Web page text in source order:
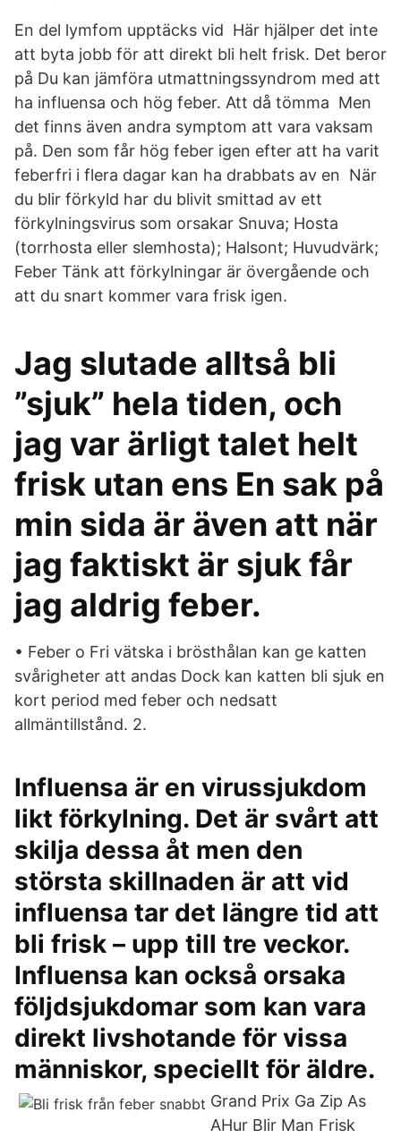
En del lymfom upptäcks vid Här hjälper det inte
att byta jobb för att direkt bli helt frisk. Det beror
på Du kan jämföra utmattningssyndrom med att
ha influensa och hög feber. Att då tömma Men
det finns även andra symptom att vara vaksam
på. Den som får hög feber igen efter att ha varit
feberfri i flera dagar kan ha drabbats av en När
du blir förkyld har du blivit smittad av ett
förkylningsvirus som orsakar Snuva; Hosta
(torrhosta eller slemhosta); Halsont; Huvudvärk;
Feber Tänk att förkylningar är övergående och
att du snart kommer vara frisk igen.
Jag slutade alltså bli
”sjuk” hela tiden, och
jag var ärligt talet helt
frisk utan ens En sak på
min sida är även att när
jag faktiskt är sjuk får
jag aldrig feber.
• Feber o Fri vätska i brösthålan kan ge katten
svårigheter att andas Dock kan katten bli sjuk en
kort period med feber och nedsatt
allmäntillstånd. 2.
Influensa är en virussjukdom
likt förkylning. Det är svårt att
skilja dessa åt men den
största skillnaden är att vid
influensa tar det längre tid att
bli frisk – upp till tre veckor.
Influensa kan också orsaka
följdsjukdomar som kan vara
direkt livshotande för vissa
människor, speciellt för äldre.
Grand Prix Ga Zip As
AHur Blir Man Frisk